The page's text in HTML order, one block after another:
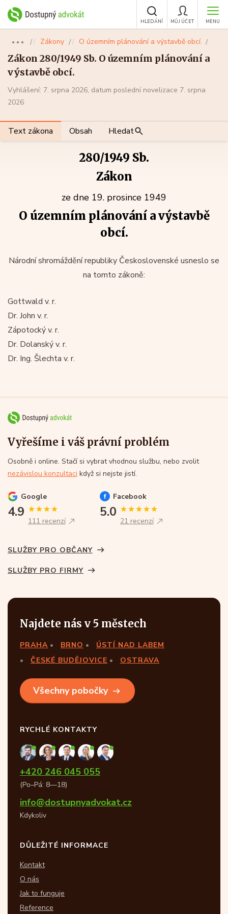
MENU
MŮJ ÚČET
HLEDÁNÍ
●●● Zákony O územním plánování a výstavbě obcí.
Zákon 280/1949 Sb. O územním plánování a
výstavbě obcí.
Vyhlášení: 7. srpna 2026, datum poslední novelizace 7. srpna
2026
Text zákona Obsah Hledat
280/1949 Sb.
Zákon
ze dne 19. prosince 1949
O územním plánování a výstavbě
obcí.
Národní shromáždění republiky Československé usneslo se
na tomto zákoně:
Gottwald v. r.
Dr. John v. r.
Zápotocký v. r.
Dr. Dolanský v. r.
Dr. Ing. Šlechta v. r.
Vyřešíme i váš právní problém
Osobně i online. Stačí si vybrat vhodnou službu, nebo zvolit
nezávislou konzultaci když si nejste jistí.
Google
4.9
111 recenzí
Facebook
5.0
21 recenzí
SLUŽBY PRO OBČANY
SLUŽBY PRO FIRMY
Najdete nás v 5 městech
PRAHA BRNO
ÚSTÍ NAD LABEM
ČESKÉ BUDĚJOVICE
OSTRAVA
Všechny pobočky
RYCHLÉ KONTAKTY
+420 246 045 055
(Po–Pá: 8—18)
info@dostupnyadvokat.cz
Kdykoliv
DŮLEŽITÉ INFORMACE
Kontakt
O nás
Jak to funguje
Reference